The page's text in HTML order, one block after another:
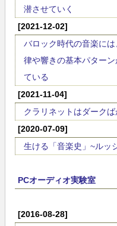
潜させていく
[2021-12-02]
バロック時代の音楽に
律や響きの基本パター
ている
[2021-11-04]
クラリネットはダーク
[2020-07-09]
生ける「音楽史」~ルッ
PCオーディオ実験室
[2016-08-28]